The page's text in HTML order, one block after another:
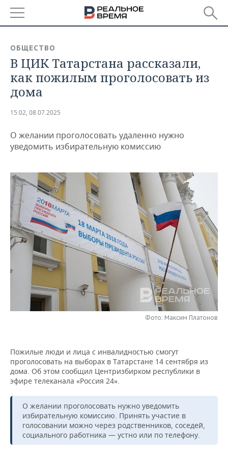
БАШКОРТОСТАН
ТАТАРСТАН
НОВОСТИ
АНАЛИТИКА
ДЕКЛАРАЦИИ О ДОХОДАХ
КОРОЛИ ГОСЗАКАЗА ПФО
ВУЗЫ ТАТАРСТАНА
КОМУ ПРИНАДЛЕЖАТ
ТОРГОВЫЕ ЦЕНТРЫ
ТАТАРСТАНА
НОВОСТИ ЭКОНОМИКИ
ФИНАНСЫ
БАНКИ
БЮДЖЕТ
ИНВЕСТИЦИИ
ПРОМЫШЛЕННОСТЬ
НОВОСТИ
АГРОПРОМ
МАШИНОСТРОЕНИЕ
НЕФТЕХИМИЯ
НЕФТЬ
ЭНЕРГЕТИКА
НЕДВИЖИМОСТЬ
НОВОСТИ НЕДВИЖИМОСТИ
АВТО
НОВОСТИ АВТО
БИЗНЕС
НОВОСТИ БИЗНЕСА
РОЗНИЧНАЯ ТОРГОВЛЯ
ТРАНСПОРТ
УСЛУГИ
ТЕХНОЛОГИИ
НОВОСТИ ТЕХНОЛОГИЙ
МЕДИА
МЕРОПРИЯТИЯ
НОВОСТИ МЕРОПРИЯТИЙ
ВЫЕЗДНАЯ РЕДАКЦИЯ
ОТКРЫТАЯ ЛЕКЦИЯ
СПОРТ
НОВОСТИ СПОРТА
БАСКЕТБОЛ
ВОЛЕЙБОЛ
КИБЕРСПОРТ
ФИГУРНОЕ КАТАНИЕ
ОБЩЕСТВО
ИНФРАСТРУКТУРА
ИСТОРИЯ
КУЛЬТУРА
МЕДИЦИНА
СПРАВОЧНИК
СПИСОК ПЕРСОН
СПИСОК КОМПАНИЙ
ОБЩЕСТВО
В ЦИК Татарстана рассказали,
как пожилым проголосовать из
дома
15:02, 08.07.2025
О желании проголосовать удаленно нужно
уведомить избирательную комиссию
Фото: Максим Платонов
Пожилые люди и лица с инвалидностью смогут
проголосовать на выборах в Татарстане 14 сентября из
дома. Об этом сообщил Центризбирком республики в
эфире телеканала «Россия 24».
О желании проголосовать нужно уведомить
избирательную комиссию. Принять участие в
голосовании можно через родственников, соседей,
социального работника — устно или по телефону.